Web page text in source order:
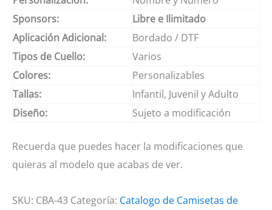
Sponsors:
Libre e Ilimitado
Aplicación Adicional:
Bordado / DTF
Tipos de Cuello:
Varios
Colores:
Personalizables
Tallas:
Infantil, Juvenil y Adulto
Diseño:
Sujeto a modificación
Recuerda que puedes hacer la modificaciones que
quieras al modelo que acabas de ver.
SKU: CBA-43 Categoría: Catalogo de Camisetas de